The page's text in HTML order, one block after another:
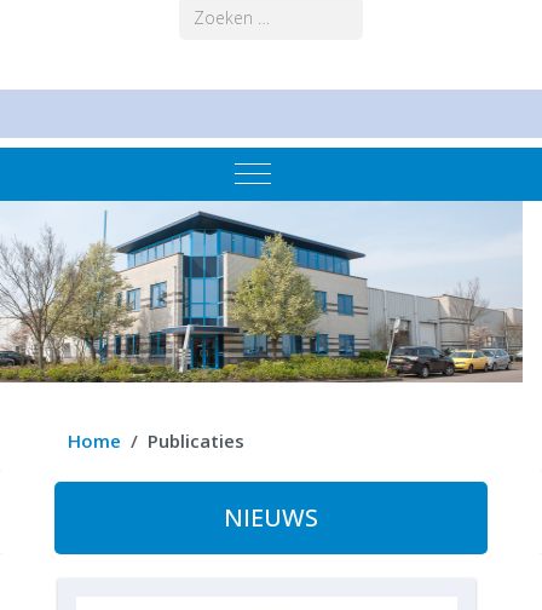
Mobile Menu Toggle
Home Publicaties
NIEUWS